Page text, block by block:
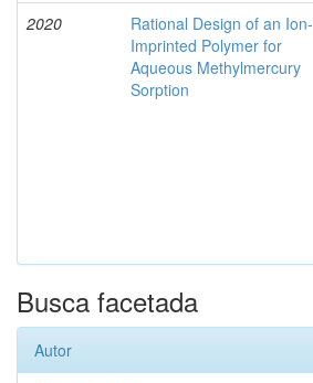
2020
Rational Design of an Ion-
Imprinted Polymer for
Aqueous Methylmercury
Sorption
Busca facetada
Autor